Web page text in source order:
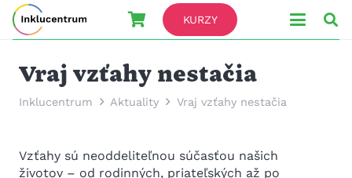
KURZY
Vraj vzťahy nestačia
Inklucentrum Aktuality Vraj vzťahy nestačia
Vzťahy sú neoddeliteľnou súčasťou našich
životov – od rodinných, priateľských až po